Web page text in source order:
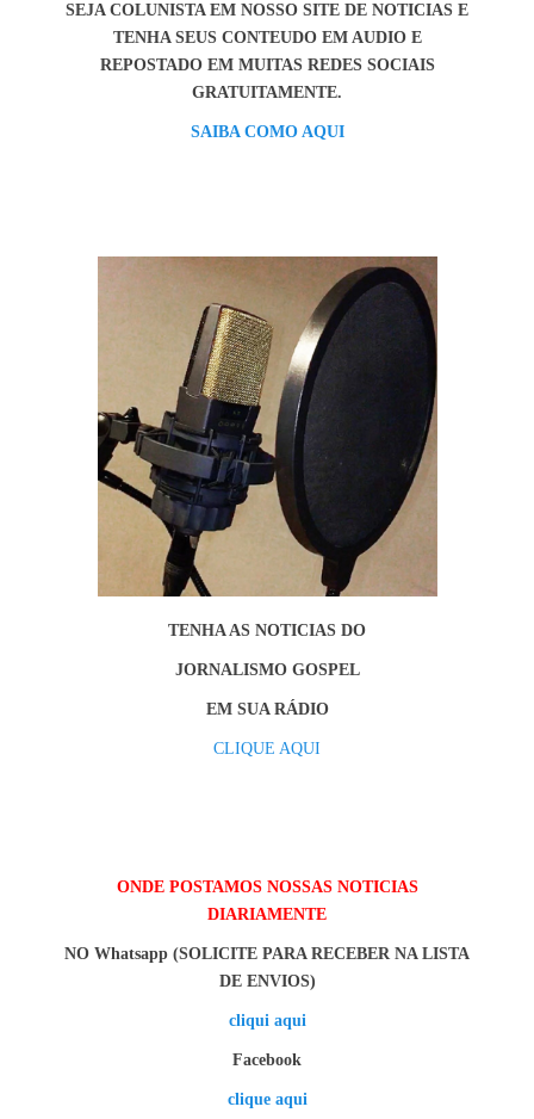
SEJA COLUNISTA EM NOSSO SITE DE NOTICIAS E
TENHA SEUS CONTEUDO EM AUDIO E
REPOSTADO EM MUITAS REDES SOCIAIS
GRATUITAMENTE.
SAIBA COMO AQUI
TENHA AS NOTICIAS DO
JORNALISMO GOSPEL
EM SUA RÁDIO
CLIQUE AQUI
ONDE POSTAMOS NOSSAS NOTICIAS
DIARIAMENTE
NO Whatsapp (SOLICITE PARA RECEBER NA LISTA
DE ENVIOS)
cliqui aqui
Facebook
clique aqui